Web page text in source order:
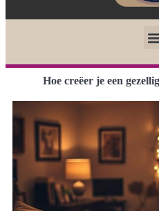
Hoe creëer je een